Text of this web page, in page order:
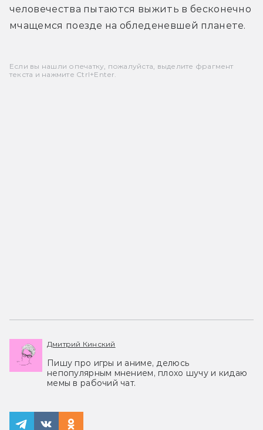
человечества пытаются выжить в бесконечно
мчащемся поезде на обледеневшей планете.
Если вы нашли опечатку, пожалуйста, выделите фрагмент
текста и нажмите Ctrl+Enter.
Дмитрий Кинский
Пишу про игры и аниме, делюсь
непопулярным мнением, плохо шучу и кидаю
мемы в рабочий чат.